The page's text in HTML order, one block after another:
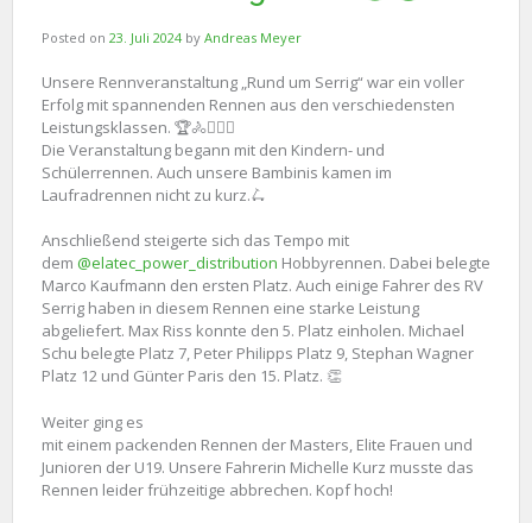
Posted on 23. Juli 2024 by Andreas Meyer
Unsere Rennveranstaltung „Rund um Serrig“ war ein voller
Erfolg mit spannenden Rennen aus den verschiedensten
Leistungsklassen. 🏆🚴🚴🏼‍♀️
Die Veranstaltung begann mit den Kindern- und
Schülerrennen. Auch unsere Bambinis kamen im
Laufradrennen nicht zu kurz.🛴
Anschließend steigerte sich das Tempo mit
dem @elatec_power_distribution Hobbyrennen. Dabei belegte
Marco Kaufmann den ersten Platz. Auch einige Fahrer des RV
Serrig haben in diesem Rennen eine starke Leistung
abgeliefert. Max Riss konnte den 5. Platz einholen. Michael
Schu belegte Platz 7, Peter Philipps Platz 9, Stephan Wagner
Platz 12 und Günter Paris den 15. Platz. 👏
Weiter ging es
mit einem packenden Rennen der Masters, Elite Frauen und
Junioren der U19. Unsere Fahrerin Michelle Kurz musste das
Rennen leider frühzeitige abbrechen. Kopf hoch!